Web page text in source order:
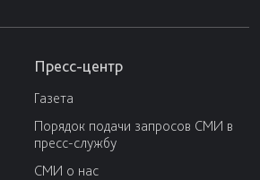
Пресс-центр
Газета
Порядок подачи запросов СМИ в
пресс-службу
СМИ о нас